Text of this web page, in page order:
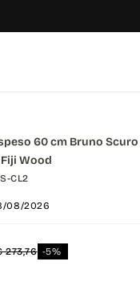
60 cm Bruno
Wood
CL2
08/2026
-5%
273,76